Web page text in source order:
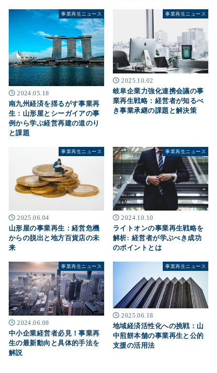
事業再生ニュース
2024.05.18
南九州経済を揺るがす事業再
生：山形屋とシーガイアの事
例から学ぶ経営再建の道のり
と課題
事業再生ニュース
2025.10.02
岐阜企業力強化連携会議の事
業再生戦略：経営者が知るべ
き事業承継の課題と解決策
事業再生ニュース
2025.06.04
山形屋の事業再生：経営危機
からの脱出と地方百貨店の未
来
事業再生ニュース
2024.10.10
ライトオンの事業再生戦略を
解析: 経営者が学ぶべき成功
のポイントとは
事業再生ニュース
2024.06.08
中小企業経営者必見！事業再
生の最新動向と具体的手法を
解説
事業再生ニュース
2025.06.18
地域経済活性化への挑戦：山
中煎餅本舗の事業再生と公的
支援の活用法